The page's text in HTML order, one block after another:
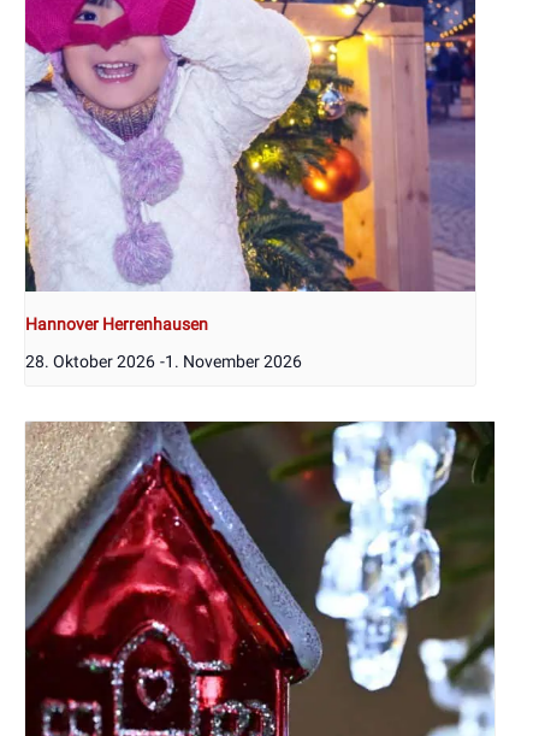
Hannover Herrenhausen
28. Oktober 2026 -1. November 2026